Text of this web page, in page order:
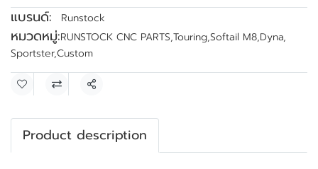
แบรนด์: Runstock
หมวดหมู่:RUNSTOCK CNC PARTS,Touring,Softail M8,Dyna,
Sportster,Custom
แชร์
Product description